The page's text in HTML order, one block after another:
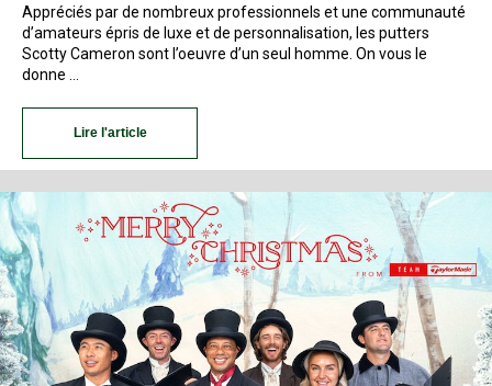
Appréciés par de nombreux professionnels et une communauté
d’amateurs épris de luxe et de personnalisation, les putters
Scotty Cameron sont l’oeuvre d’un seul homme. On vous le
donne …
Lire l'article